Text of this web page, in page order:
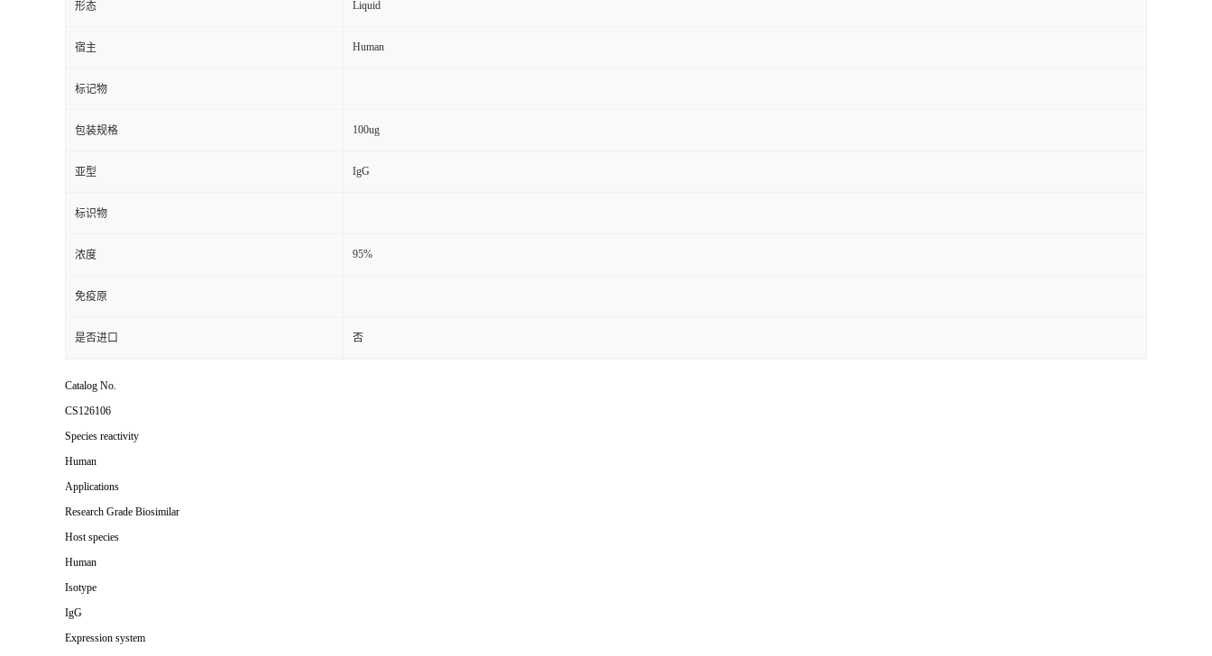
形态 Liquid
宿主 Human
标记物
包装规格 100ug
亚型 IgG
标识物
浓度 95%
免疫原
是否进口 否
Catalog No.
CS126106
Species reactivity
Human
Applications
Research Grade Biosimilar
Host species
Human
Isotype
IgG
Expression system